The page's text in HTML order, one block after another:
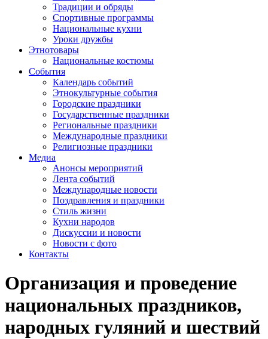
Традиции и обряды
Спортивные программы
Национальные кухни
Уроки дружбы
Этнотовары
Национальные костюмы
События
Календарь событий
Этнокультурные события
Городские праздники
Государственные праздники
Региональные праздники
Международные праздники
Религиозные праздники
Медиа
Анонсы мероприятий
Лента событий
Международные новости
Поздравления и праздники
Cтиль жизни
Кухни народов
Дискуссии и новости
Новости с фото
Контакты
Организация и проведение
национальных праздников,
народных гуляний и шествий